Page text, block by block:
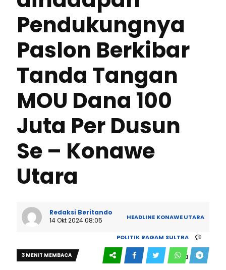
Pendukungnya
Paslon Berkibar
Tanda Tangan
MOU Dana 100
Juta Per Dusun
Se – Konawe
Utara
Redaksi Beritando
14 Okt 2024 08:05
HEADLINE KONAWE UTARA
POLITIK RAGAM SULTRA
0 538
3 MENIT MEMBACA